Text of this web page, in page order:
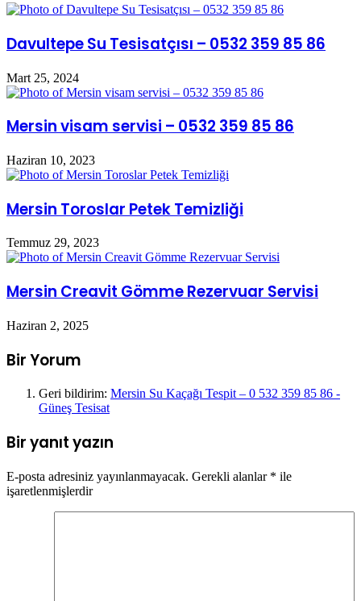
Davultepe Su Tesisatçısı – 0532 359 85 86
Mart 25, 2024
Mersin visam servisi – 0532 359 85 86
Haziran 10, 2023
Mersin Toroslar Petek Temizliği
Temmuz 29, 2023
Mersin Creavit Gömme Rezervuar Servisi
Haziran 2, 2025
Bir Yorum
Geri bildirim: Mersin Su Kaçağı Tespit – 0 532 359 85 86 -
Güneş Tesisat
Bir yanıt yazın
E-posta adresiniz yayınlanmayacak. Gerekli alanlar * ile
işaretlenmişlerdir